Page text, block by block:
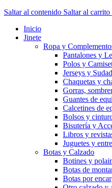
Saltar al contenido Saltar al carrito
Inicio
Jinete
Ropa y
Pantalones y
Polos y
Jerseys y
Chaquetas y
Gorras,
Guantes de
Calcetines de
Bolsos y
Bisutería y
Libros y
Juguetes y
Botas y Calzado
Botines y
Botas de
Botas por